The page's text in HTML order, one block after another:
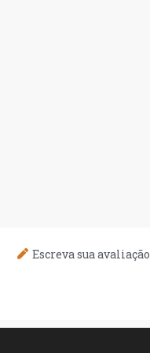
Escreva sua avaliação